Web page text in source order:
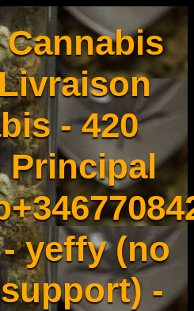
- 420
Principal
yeffy (no
-